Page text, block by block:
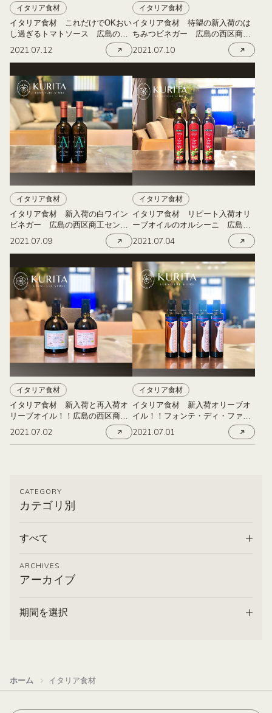
CATEGORY
カテゴリ別
すべて
ARCHIVES
アーカイブ
期間を選択
イタリア食材
イタリア食材 これだけでOKおい
し過ぎるトマトソース 広島の西
区商工センターにある栗田家具
2021.07.12
イタリア食材
イタリア食材 待望の新入荷のは
ちみつビネガー 広島の西区商工
センターにある栗田家具
2021.07.10
イタリア食材
イタリア食材 新入荷の白ワイン
ビネガー 広島の西区商工センタ
ーにある栗田家具
2021.07.09
イタリア食材
イタリア食材 リピート入荷オリ
ーブオイルのオルシーニ 広島の
西区商工センターにある栗田家具
2021.07.04
イタリア食材
イタリア食材 新入荷と再入荷オ
リーブオイル！！広島の西区商工
センターにある栗田家具
2021.07.02
イタリア食材
イタリア食材 新入荷オリーブオ
イル！！フォンテ・ディ・ファイ
アーノ広島の西区商工センターに
ある栗田家具
2021.07.01
ホーム イタリア食材